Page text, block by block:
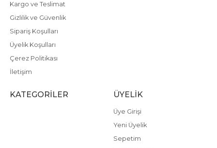
Kargo ve Teslimat
Gizlilik ve Güvenlik
Sipariş Koşulları
Üyelik Koşulları
Çerez Politikası
İletişim
KATEGORILER ÜYELIK
Üye Girişi
Yeni Üyelik
Sepetim